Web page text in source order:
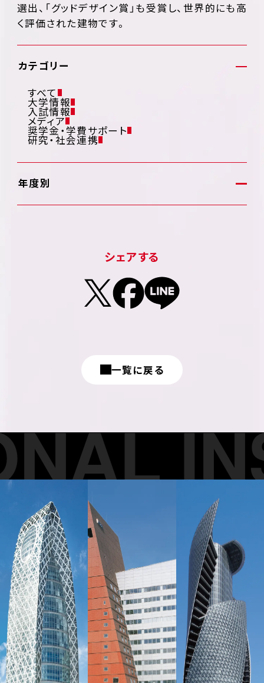
カテゴリー
すべて
大学情報
入試情報
メディア
奨学金・学費サポート
研究・社会連携
年度別
選出、「グッドデザイン賞」も受賞し、世界的にも高
く評価された建物です。
シェアする
一覧に戻る